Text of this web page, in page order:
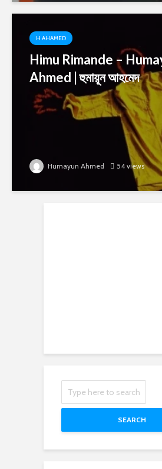
H AHAMED
Himu Rimande –
Ahmed | হুমায়ূন আহমেদ
Humayun Ahmed 54 views
SEARCH